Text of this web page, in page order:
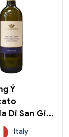
Ý
Di San Gi...
Italy